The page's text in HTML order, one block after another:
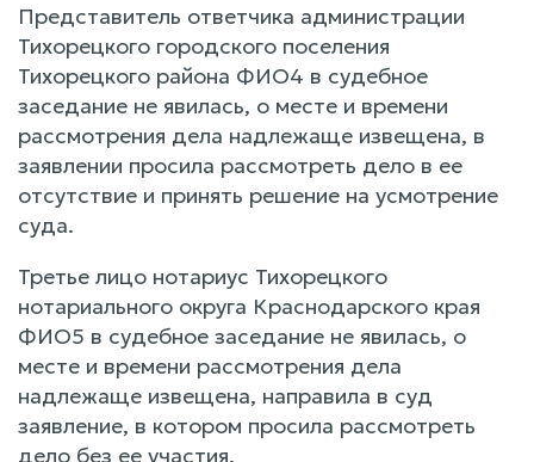
Представитель ответчика администрации
Тихорецкого городского поселения
Тихорецкого района ФИО4 в судебное
заседание не явилась, о месте и времени
рассмотрения дела надлежаще извещена, в
заявлении просила рассмотреть дело в ее
отсутствие и принять решение на усмотрение
суда.
Третье лицо нотариус Тихорецкого
нотариального округа Краснодарского края
ФИО5 в судебное заседание не явилась, о
месте и времени рассмотрения дела
надлежаще извещена, направила в суд
заявление, в котором просила рассмотреть
дело без ее участия.